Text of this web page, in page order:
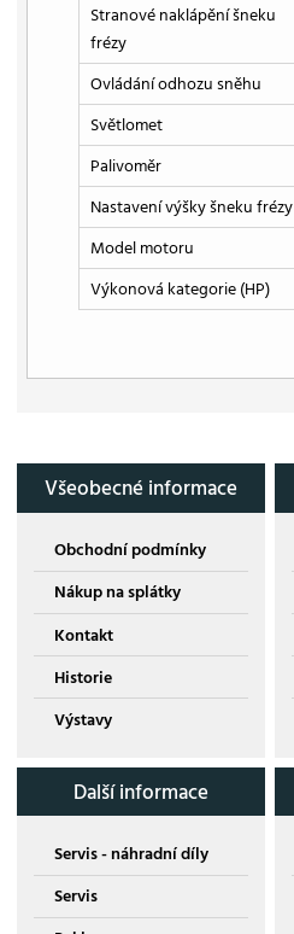
Stranové naklápění šneku
frézy
Ovládání odhozu sněhu
Světlomet
Palivoměr
Nastavení výšky šneku frézy
Model motoru
Výkonová kategorie (HP)
Všeobecné informace
Obchodní podmínky
Nákup na splátky
Kontakt
Historie
Výstavy
Další informace
Servis - náhradní díly
Servis